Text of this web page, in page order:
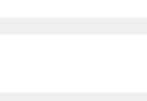
灰意冷，将多年舍